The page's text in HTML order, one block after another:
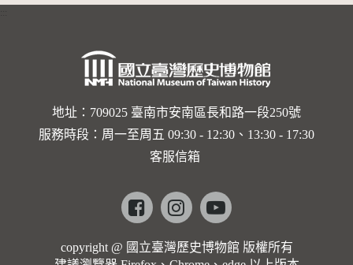
勒大地之
歌]【對
世界與生
命的依戀
馬勒大地
之歌】
地址：709025 臺南市安南區長和路一段250號
服務時段：周一至周五 09:30 - 12:30、13:30 - 17:30
客服信箱
Facebookinstagramyoutube
copyright @ 國立臺灣歷史博物館 版權所有